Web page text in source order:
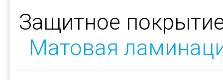
Защитное
Матовая